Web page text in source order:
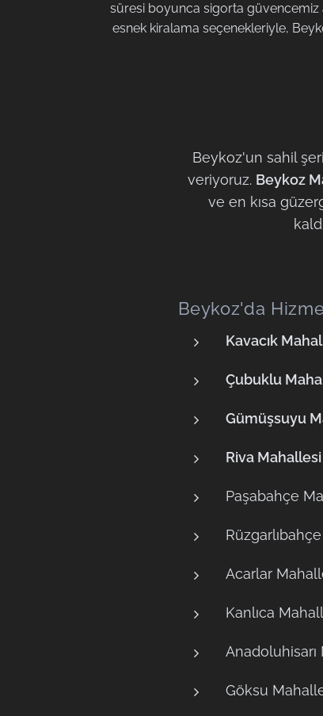
süresi boyunca sigorta güvencemiz
esnek kiralama seçenekleriyle,
Beykoz'un sahil
veriyoruz. Beykoz
ve en kısa
Beykoz'da
Kavacık
Çubuklu
Gümüşsuyu
Riva
Paşabahçe
Acarlar
Kanlıca
Göksu